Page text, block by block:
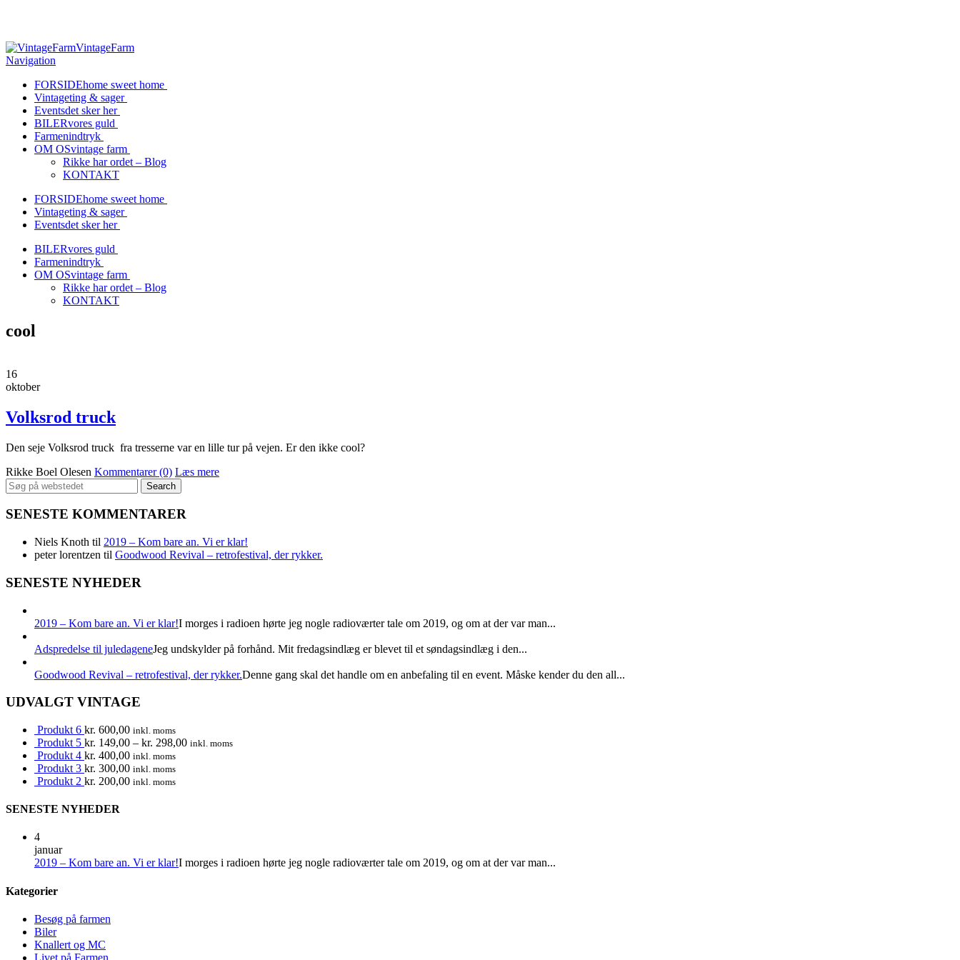
VintageFarm
Navigation
FORSIDEhome sweet home
Vintageting & sager
Eventsdet sker her
BILERvores guld
Farmenindtryk
OM OSvintage farm
Rikke har ordet – Blog
KONTAKT
FORSIDEhome sweet home
Vintageting & sager
Eventsdet sker her
BILERvores guld
Farmenindtryk
OM OSvintage farm
Rikke har ordet – Blog
KONTAKT
cool
16
oktober
Volksrod truck
Den seje Volksrod truck fra tresserne var en lille tur på vejen. Er den ikke cool?
Rikke Boel Olesen Kommentarer (0) Læs mere
Search
for:
SENESTE KOMMENTARER
Niels Knoth til 2019 – Kom bare an. Vi er klar!
peter lorentzen til Goodwood Revival – retrofestival, der rykker.
SENESTE NYHEDER
2019 – Kom bare an. Vi er klar!I morges i radioen hørte jeg nogle radioværter tale om 2019, og om at der var man...
Adspredelse til juledageneJeg undskylder på forhånd. Mit fredagsindlæg er blevet til et søndagsindlæg i den...
Goodwood Revival – retrofestival, der rykker.Denne gang skal det handle om en anbefaling til en event. Måske kender du den all...
UDVALGT VINTAGE
Produkt 6 kr. 600,00 inkl. moms
Produkt 5 kr. 149,00 – kr. 298,00 inkl. moms
Produkt 4 kr. 400,00 inkl. moms
Produkt 3 kr. 300,00 inkl. moms
Produkt 2 kr. 200,00 inkl. moms
SENESTE NYHEDER
4
januar
2019 – Kom bare an. Vi er klar!I morges i radioen hørte jeg nogle radioværter tale om 2019, og om at der var man...
Kategorier
Besøg på farmen
Biler
Knallert og MC
Livet på Farmen